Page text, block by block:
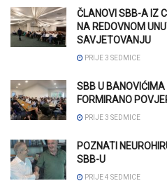
ČLANOVI SBB-A IZ
NA REDOVNOM
SAVJETOVANJU
PRIJE 3 SEDMICE
SBB U BANOVIĆIMA
FORMIRANO
PRIJE 3 SEDMICE
POZNATI
SBB-U
PRIJE 4 SEDMICE